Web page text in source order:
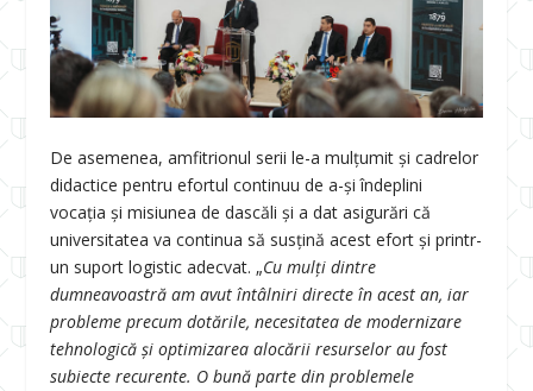
De asemenea, amfitrionul serii le-a mulțumit și cadrelor
didactice pentru efortul continuu de a-și îndeplini
vocația și misiunea de dascăli și a dat asigurări că
universitatea va continua să susțină acest efort și printr-
un suport logistic adecvat. „Cu mulți dintre
dumneavoastră am avut întâlniri directe în acest an, iar
probleme precum dotările, necesitatea de modernizare
tehnologică și optimizarea alocării resurselor au fost
subiecte recurente. O bună parte din problemele